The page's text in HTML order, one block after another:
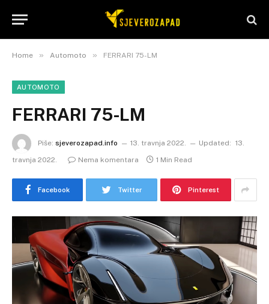
Home » Automoto » FERRARI 75-LM
AUTOMOTO
FERRARI 75-LM
Piše: sjeverozapad.info 13. travnja 2022. Updated: 13.
travnja 2022.
Nema komentara 1 Min Read
Facebook Twitter Pinterest